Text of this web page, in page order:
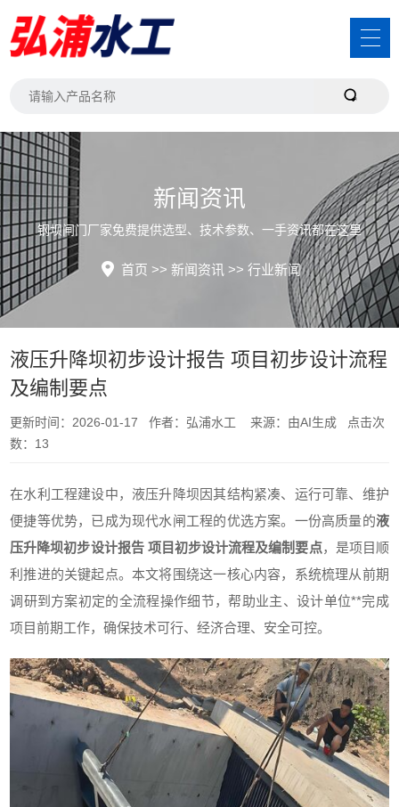
新闻资讯
钢坝闸门厂家免费提供选型、技术参数、一手资讯都在这里
首页 >> 新闻资讯 >> 行业新闻
液压升降坝初步设计报告 项目初步设计流程
及编制要点
更新时间：2026-01-17 作者：弘浦水工 来源：由AI生成 点击次
数：13
在水利工程建设中，液压升降坝因其结构紧凑、运行可靠、维护
便捷等优势，已成为现代水闸工程的优选方案。一份高质量的液
压升降坝初步设计报告 项目初步设计流程及编制要点，是项目顺
利推进的关键起点。本文将围绕这一核心内容，系统梳理从前期
调研到方案初定的全流程操作细节，帮助业主、设计单位**完成
项目前期工作，确保技术可行、经济合理、安全可控。